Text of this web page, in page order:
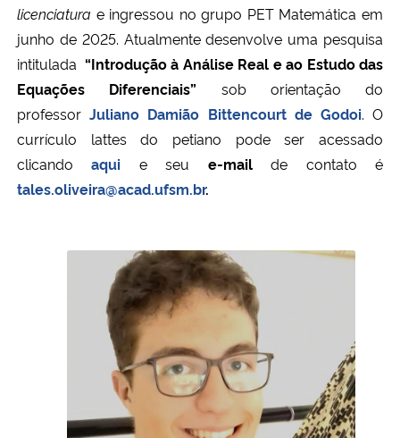
licenciatura e ingressou no grupo PET Matemática em
junho de 2025. Atualmente desenvolve uma pesquisa
intitulada “Introdução à Análise Real e ao Estudo das
Equações Diferenciais” sob orientação do
professor Juliano Damião Bittencourt de Godoi. O
currículo lattes do petiano pode ser acessado
clicandoaqui e seu e-mailde contato é
tales.oliveira@acad.ufsm.br.